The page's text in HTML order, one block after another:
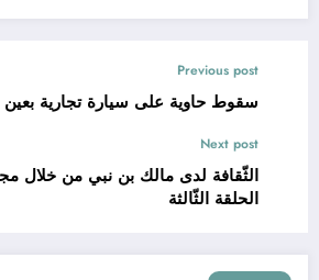
Previous post
سقوط حاوية على سيارة تجارية
Next post
الثّقافة لدى مالك بن نبي من خلال
الحلقة الثّالثة